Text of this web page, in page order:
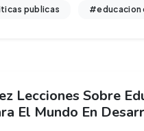
publicas #educacion
Lecciones Sobre
El Mundo En